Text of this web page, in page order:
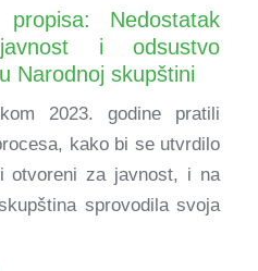
Nedostatak
i odsustvo
Narodnoj skupštini
2023. godine pratili
kako bi se utvrdilo
otvoreni za javnost, i na
sprovodila svoja